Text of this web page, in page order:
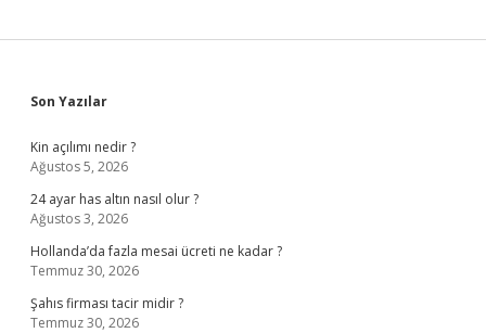
Sidebar
Son Yazılar
Kin açılımı nedir ?
Ağustos 5, 2026
24 ayar has altın nasıl olur ?
Ağustos 3, 2026
Hollanda’da fazla mesai ücreti ne kadar ?
Temmuz 30, 2026
Şahıs firması tacir midir ?
Temmuz 30, 2026